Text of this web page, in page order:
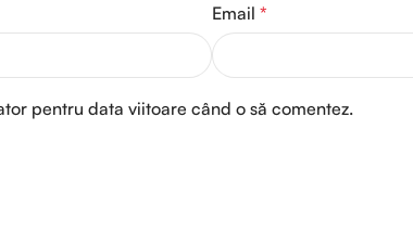
Email *
pentru data viitoare când o să comentez.